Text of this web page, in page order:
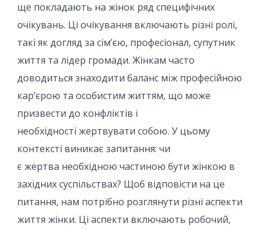
ще покладають на жінок ряд специфічних
очікувань. Ці очікування включають різні ролі,
такі як догляд за сім’єю, професіонал, супутник
життя та лідер громади. Жінкам часто
доводиться знаходити баланс між професійною
кар’єрою та особистим життям, що може
призвести до конфліктів і
необхідності жертвувати собою. У цьому
контексті виникає запитання: чи
є жертва необхідною частиною бути жінкою в
західних суспільствах? Щоб відповісти на це
питання, нам потрібно розглянути різні аспекти
життя жінки. Ці аспекти включають робочий,